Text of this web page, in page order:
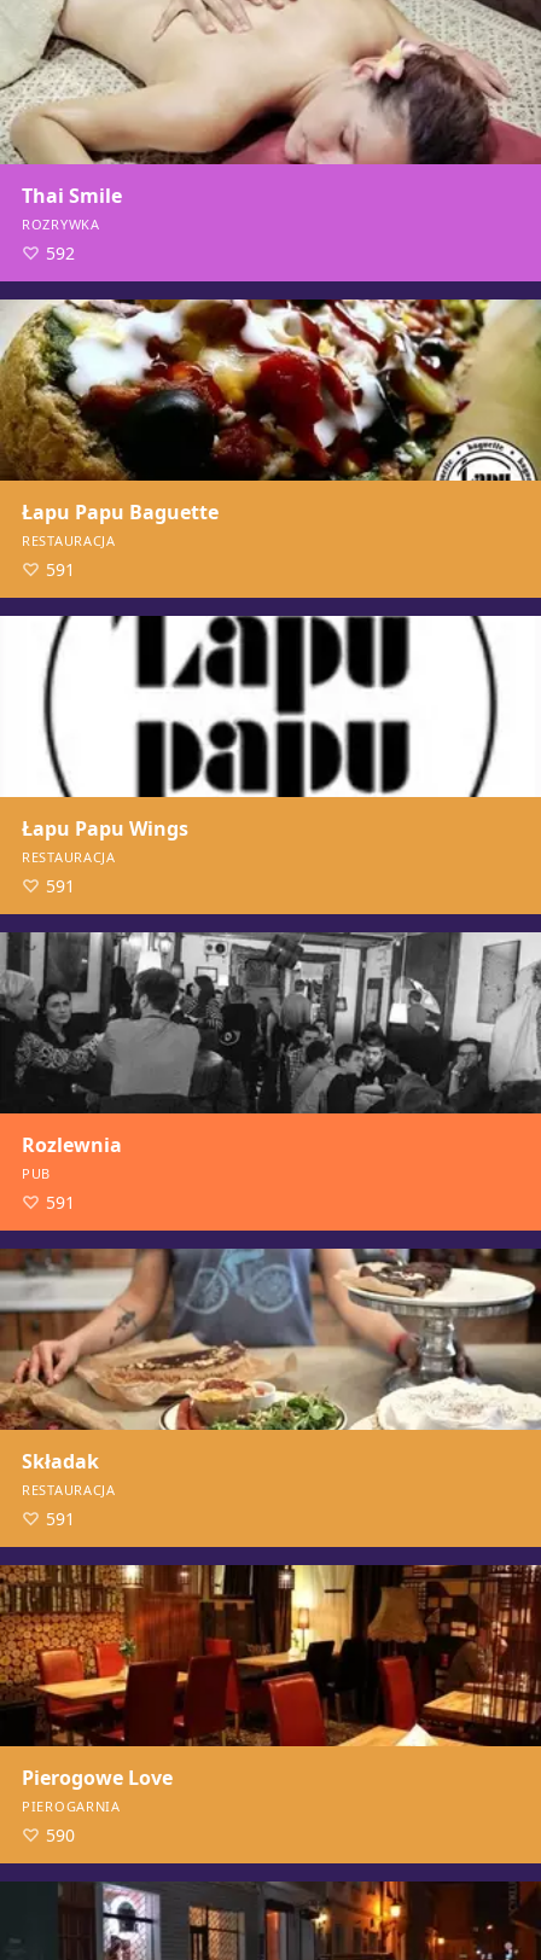
Thai Smile
ROZRYWKA
592
Łapu Papu Baguette
RESTAURACJA
591
Łapu Papu Wings
RESTAURACJA
591
Rozlewnia
PUB
591
Składak
RESTAURACJA
591
Pierogowe Love
PIEROGARNIA
590